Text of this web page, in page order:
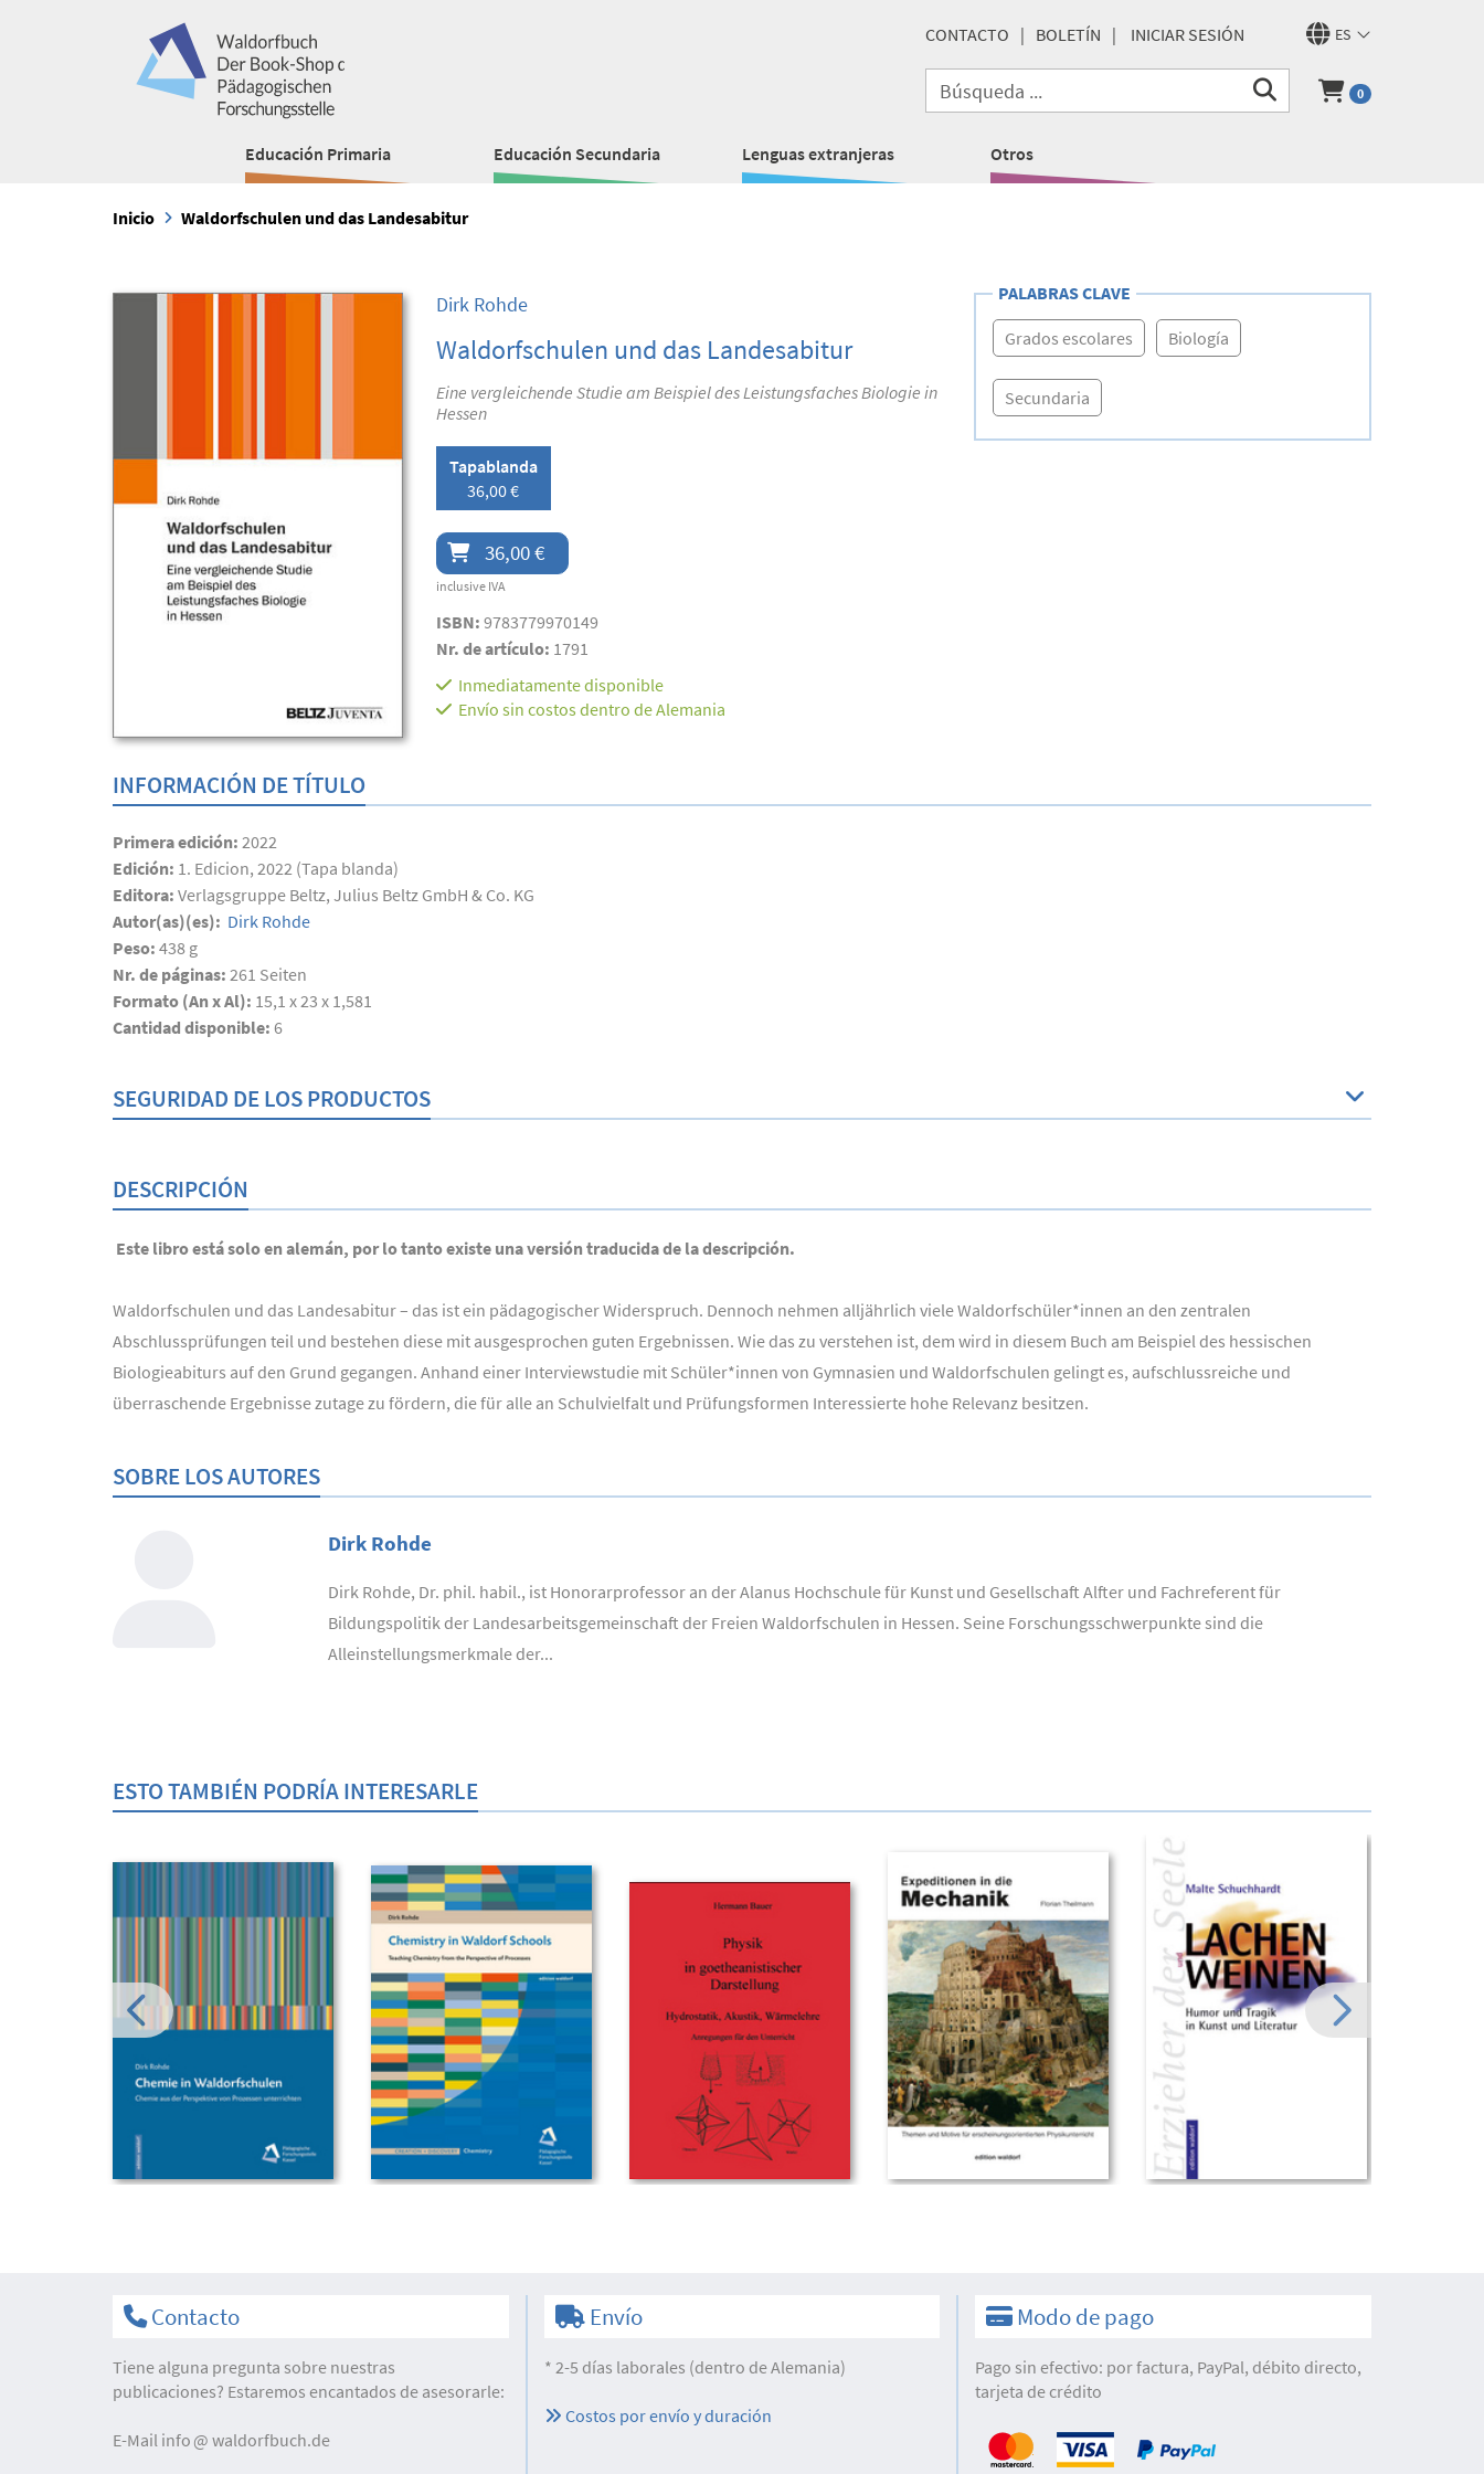
ES
CONTACTO BOLETÍN INICIAR SESIÓN
0
Educación Primaria Educación Secundaria Lenguas extranjeras Otros
Inicio Waldorfschulen und das Landesabitur
Dirk Rohde
Waldorfschulen und das Landesabitur
Eine vergleichende Studie am Beispiel des Leistungsfaches Biologie in
Hessen
Tapablanda
36,00 €
36,00 €
inclusive IVA
ISBN: 9783779970149
Nr. de artículo: 1791
Inmediatamente disponible
Envío sin costos dentro de Alemania
PALABRAS CLAVE
Grados escolares Biología
Secundaria
INFORMACIÓN DE TÍTULO
Primera edición: 2022
Edición: 1. Edicion, 2022 (Tapa blanda)
Editora: Verlagsgruppe Beltz, Julius Beltz GmbH & Co. KG
Autor(as)(es): Dirk Rohde
Peso: 438 g
Nr. de páginas: 261 Seiten
Formato (An x Al): 15,1 x 23 x 1,581
Cantidad disponible: 6
SEGURIDAD DE LOS PRODUCTOS
DESCRIPCIÓN
Este libro está solo en alemán, por lo tanto existe una versión traducida de la descripción.
Waldorfschulen und das Landesabitur – das ist ein pädagogischer Widerspruch. Dennoch nehmen alljährlich viele Waldorfschüler*innen an den zentralen
Abschlussprüfungen teil und bestehen diese mit ausgesprochen guten Ergebnissen. Wie das zu verstehen ist, dem wird in diesem Buch am Beispiel des hessischen
Biologieabiturs auf den Grund gegangen. Anhand einer Interviewstudie mit Schüler*innen von Gymnasien und Waldorfschulen gelingt es, aufschlussreiche und
überraschende Ergebnisse zutage zu fördern, die für alle an Schulvielfalt und Prüfungsformen Interessierte hohe Relevanz besitzen.
SOBRE LOS AUTORES
Dirk Rohde
Dirk Rohde, Dr. phil. habil., ist Honorarprofessor an der Alanus Hochschule für Kunst und Gesellschaft Alfter und Fachreferent für
Bildungspolitik der Landesarbeitsgemeinschaft der Freien Waldorfschulen in Hessen. Seine Forschungsschwerpunkte sind die
Alleinstellungsmerkmale der...
ESTO TAMBIÉN PODRÍA INTERESARLE
Contacto
Tiene alguna pregunta sobre nuestras
publicaciones? Estaremos encantados de asesorarle:
E-Mail info waldorfbuch.de
Envío
* 2-5 días laborales (dentro de Alemania)
Costos por envío y duración
Modo de pago
Pago sin efectivo: por factura, PayPal, débito directo,
tarjeta de crédito